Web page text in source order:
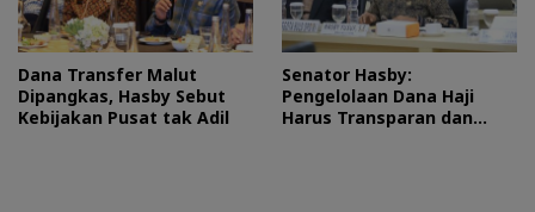
Dana Transfer Malut
Dipangkas, Hasby Sebut
Kebijakan Pusat tak Adil
Senator Hasby:
Pengelolaan Dana Haji
Harus Transparan dan